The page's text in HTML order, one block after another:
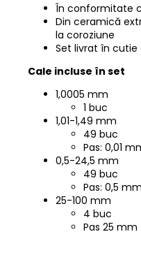
În conformitate
Din ceramică
la coroziune
Set livrat în cutie
Cale incluse în set
1,0005 mm
1 buc
1,01-1,49 mm
49 buc
Pas: 0,01
0,5-24,5 mm
49 buc
Pas: 0,5 mm
25-100 mm
4 buc
Pas 25 mm